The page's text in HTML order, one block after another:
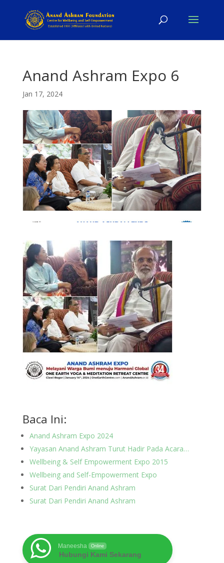
Anand Ashram Expo 6
Jan 17, 2024
Baca Ini:
Anand Ashram Expo 2024
Yayasan Anand Ashram Turut Hadir Pada Acara…
Wellbeing & Self Empowerment Expo 2015
Wellbeing and Self-Empowerment Expo
Surat Dari Pendiri Anand Ashram
Surat Dari Pendiri Anand Ashram
Maneesha Online
Hubungi Kami Sekarang